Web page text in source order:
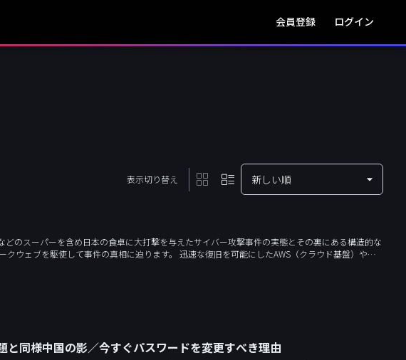
会員登録 ログイン
表示切り替え
のスーパーを含め日本の食卓に大打撃を与えたサイバー攻撃事件の実態とその裏にある構造的な
ウェブを駆使して事件の真相に迫ります。 迅速な復旧を可能にしたAWS（クラウド基盤）や豊
そして多くの企業が直面する「DX投資」と「保守コスト」のギャップなど、サイバー危機の深
と同様中国の影／今すぐパスワードを変更すべき理由